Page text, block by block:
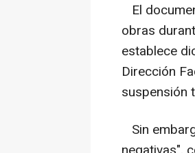
El
obras
establece
Dirección
suspensión
Sin